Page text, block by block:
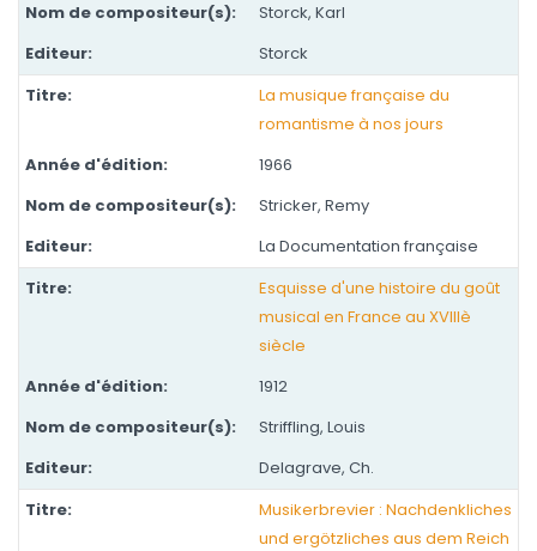
Storck, Karl
Storck
La musique française du
romantisme à nos jours
1966
Stricker, Remy
La Documentation française
Esquisse d'une histoire du goût
musical en France au XVIIIè
siècle
1912
Striffling, Louis
Delagrave, Ch.
Musikerbrevier : Nachdenkliches
und ergötzliches aus dem Reich